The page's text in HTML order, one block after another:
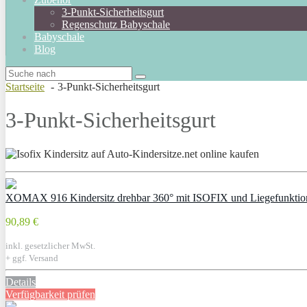
3-Punkt-Sicherheitsgurt
Regenschutz Babyschale
Babyschale
Blog
Startseite 3-Punkt-Sicherheitsgurt
3-Punkt-Sicherheitsgurt
XOMAX 916 Kindersitz drehbar 360° mit ISOFIX und
90,89 €
inkl. gesetzlicher MwSt.
+ ggf. Versand
Details
Verfügbarkeit prüfen